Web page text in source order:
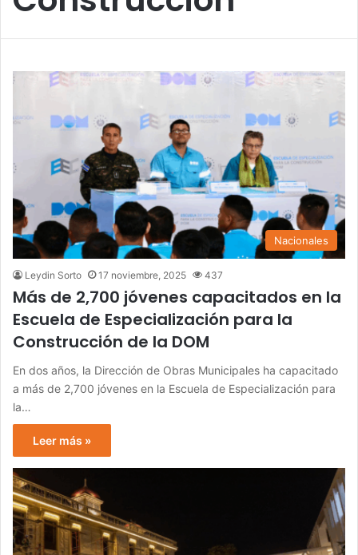
Nacionales
Leydin Sorto 17 noviembre, 2025 437
Más de 2,700 jóvenes capacitados en la
Escuela de Especialización para la
Construcción de la DOM
En dos años, la Dirección de Obras Municipales ha capacitado
a más de 2,700 jóvenes en la Escuela de Especialización para
la…
Leer más »